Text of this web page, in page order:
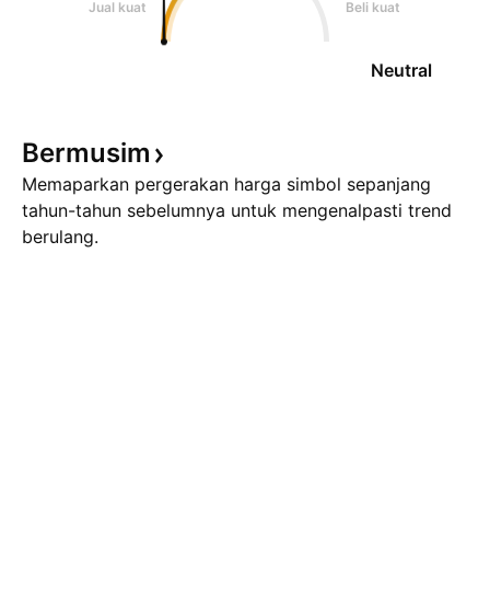
Jual kuat Beli kuat
Neutral
Bermusim
Memaparkan pergerakan harga simbol sepanjang
tahun-tahun sebelumnya untuk mengenalpasti trend
berulang.